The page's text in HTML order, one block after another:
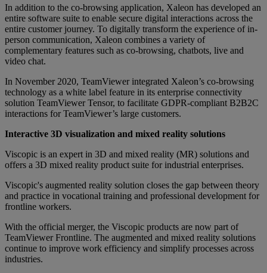
In addition to the co-browsing application, Xaleon has developed an
entire software suite to enable secure digital interactions across the
entire customer journey. To digitally transform the experience of in-
person communication, Xaleon combines a variety of
complementary features such as co-browsing, chatbots, live and
video chat.
In November 2020, TeamViewer integrated Xaleon’s co-browsing
technology as a white label feature in its enterprise connectivity
solution TeamViewer Tensor, to facilitate GDPR-compliant B2B2C
interactions for TeamViewer’s large customers.
Interactive 3D visualization and mixed reality solutions
Viscopic is an expert in 3D and mixed reality (MR) solutions and
offers a 3D mixed reality product suite for industrial enterprises.
Viscopic's augmented reality solution closes the gap between theory
and practice in vocational training and professional development for
frontline workers.
With the official merger, the Viscopic products are now part of
TeamViewer Frontline. The augmented and mixed reality solutions
continue to improve work efficiency and simplify processes across
industries.